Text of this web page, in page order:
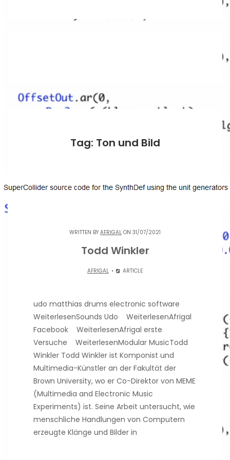
Tag: Ton und Bild
WRITTEN BY AFRIGAL ON 31/07/2021
Todd Winkler
AFRIGAL ARTICLE
udo matthias drums electronic software
WeiterlesenSounds Udo WeiterlesenAfrigal
Facebook WeiterlesenAfrigal erste
Versuche WeiterlesenModular MusicTodd
Winkler Todd Winkler ist Komponist und
Multimedia-Künstler an der Fakultät der
Brown University, wo er Co-Direktor von MEME
(Multimedia and Electronic Music
Experiments) ist. Seine Arbeit untersucht, wie
menschliche Handlungen von Computern
erzeugte Klänge und Bilder in